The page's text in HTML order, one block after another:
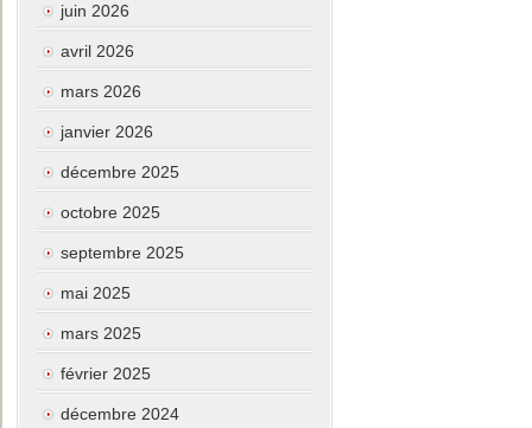
juin 2026
avril 2026
mars 2026
janvier 2026
décembre 2025
octobre 2025
septembre 2025
mai 2025
mars 2025
février 2025
décembre 2024